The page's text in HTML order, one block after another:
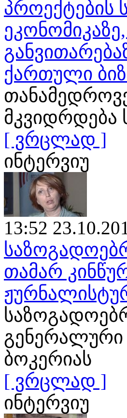
ქართული
მკვიდრდება
[ ვრცლად ]
ინტერვიუ
13:52
თამარ
გენერალური
ბოკერიას
[ ვრცლად ]
ინტერვიუ